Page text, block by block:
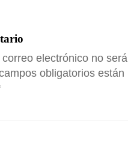
electrónico no será
obligatorios están